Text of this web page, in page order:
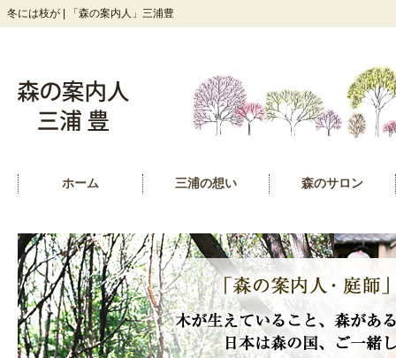
冬には枝が | 「森の案内人」三浦豊
ホーム 三浦の想い 森のサロン